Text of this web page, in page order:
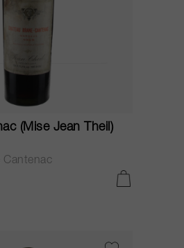
(Mise Jean Theil)
Cantenac